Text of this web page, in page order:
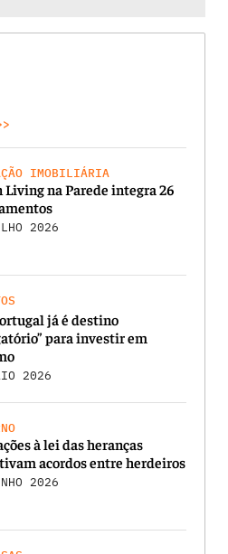
IMOBILIÁRIA
Living na Parede integra 26
2026
já é destino
para investir em
2026
à lei das heranças
acordos entre herdeiros
2026